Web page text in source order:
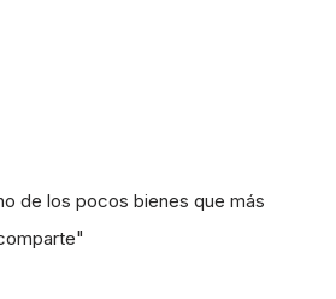
de los pocos bienes que más